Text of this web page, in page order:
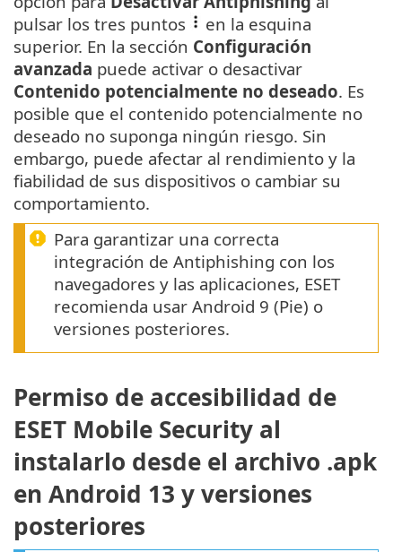
pulsar los tres puntos
en la esquina
superior. En la sección Configuración
avanzada puede activar o desactivar
Contenido potencialmente no deseado. Es
posible que el contenido potencialmente no
deseado no suponga ningún riesgo. Sin
embargo, puede afectar al rendimiento y la
fiabilidad de sus dispositivos o cambiar su
comportamiento.
Para garantizar una correcta
integración de Antiphishing con los
navegadores y las aplicaciones, ESET
recomienda usar Android 9 (Pie) o
versiones posteriores.
Permiso de accesibilidad de
ESET Mobile Security al
instalarlo desde el archivo .apk
en Android 13 y versiones
posteriores